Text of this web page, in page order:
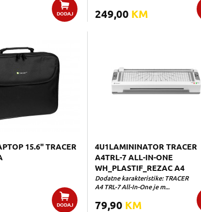
DODAJ 249,00 KM
15.6" TRACER
DODAJ
4U1LAMININATOR TRACER
A4TRL-7 ALL-IN-ONE
WH_PLASTIF_REZAC A4
Dodatne karakteristike: TRACER
A4 TRL-7 All-In-One je m...
79,90 KM